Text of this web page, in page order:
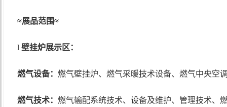
≈展品范围≈
l 壁挂炉展示区：
燃气设备： 燃气壁挂炉、燃气采暖技术设备、燃气中央空
燃气技术： 燃气输配系统技术、设备及维护、管理技术、